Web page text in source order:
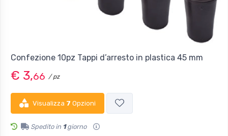
Confezione 10pz Tappi d’arresto in plastica 45 mm
€ 3,66 / pz
Visualizza 7 Opzioni
Spedito in 1giorno